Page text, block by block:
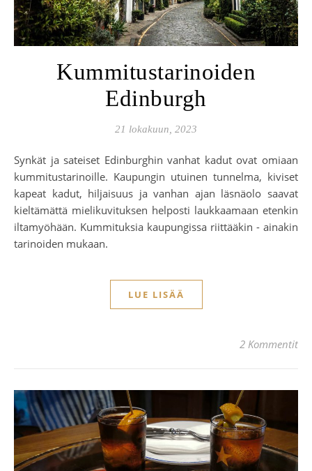
Kummitustarinoiden
Edinburgh
21 lokakuun, 2023
Synkät ja sateiset Edinburghin vanhat kadut ovat omiaan
kummitustarinoille. Kaupungin utuinen tunnelma, kiviset
kapeat kadut, hiljaisuus ja vanhan ajan läsnäolo saavat
kieltämättä mielikuvituksen helposti laukkaamaan etenkin
iltamyöhään. Kummituksia kaupungissa riittääkin - ainakin
tarinoiden mukaan.
LUE LISÄÄ
2 Kommentit